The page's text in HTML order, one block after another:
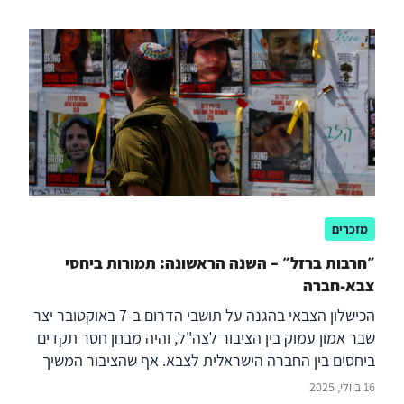
מזכרים
״חרבות ברזל״ – השנה הראשונה: תמורות ביחסי
צבא-חברה
הכישלון הצבאי בהגנה על תושבי הדרום ב-7 באוקטובר יצר
שבר אמון עמוק בין הציבור לצה"ל, והיה מבחן חסר תקדים
ביחסים בין החברה הישראלית לצבא. אף שהציבור המשיך
לבטא זיקה רגשית הדוקה כלפי צבא העם, הנהנה בקביעות
16 ביולי, 2025